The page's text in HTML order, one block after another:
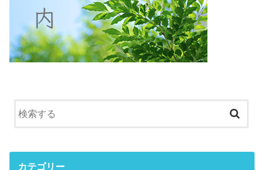
カテゴリー